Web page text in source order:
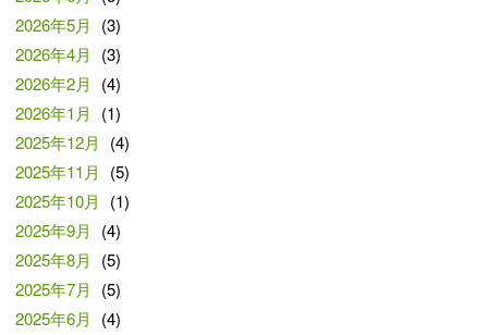
2026年5月
(3)
2026年4月
(3)
2026年2月
(4)
2026年1月
(1)
2025年12月
(4)
2025年11月
(5)
2025年10月
(1)
2025年9月
(4)
2025年8月
(5)
2025年7月
(5)
2025年6月
(4)